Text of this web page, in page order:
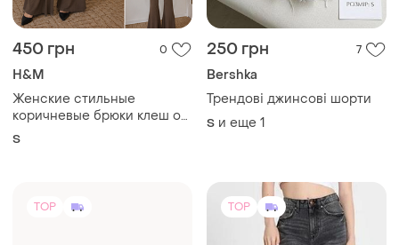
450 грн 0
H&M
Женские стильные
коричневые брюки клеш от
h&amp;m, размер s, новые
S
250 грн 7
Bershka
Трендові джинсові шорти
S и еще 1
TOP TOP